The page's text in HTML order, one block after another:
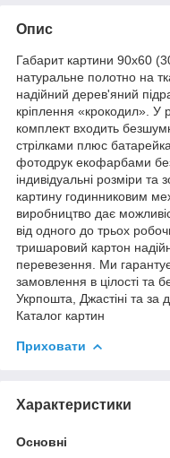
Опис
Габарит картини 90х60
натуральне полотно на
надійний дерев'яний
кріплення «крокодил». У
комплект входить
стрілками плюс
фотодрук екофарбами без
індивідуальні розміри
картину годинниковим
виробництво дає
від одного до трьох
тришаровий картон
перевезення. Ми
замовлення в цілості та
Укрпошта, Джастіні та за
Каталог картин
Приховати
Характеристики
Основні